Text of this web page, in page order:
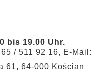
bis 19.00 Uhr.
/ 511 92 16, E-Mail:
61, 64-000 Kościan